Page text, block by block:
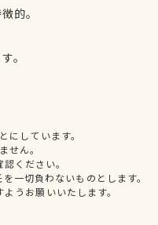
的。
。
しています。
せん。
ください。
一切負わないものとします。
うお願いいたします。